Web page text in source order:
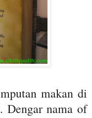
makan di
Dengar nama of